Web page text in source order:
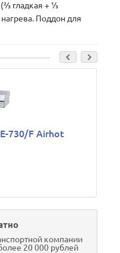
гладкая + ⅓
Поддон для
730/F Airhot
компании
20 000 рублей